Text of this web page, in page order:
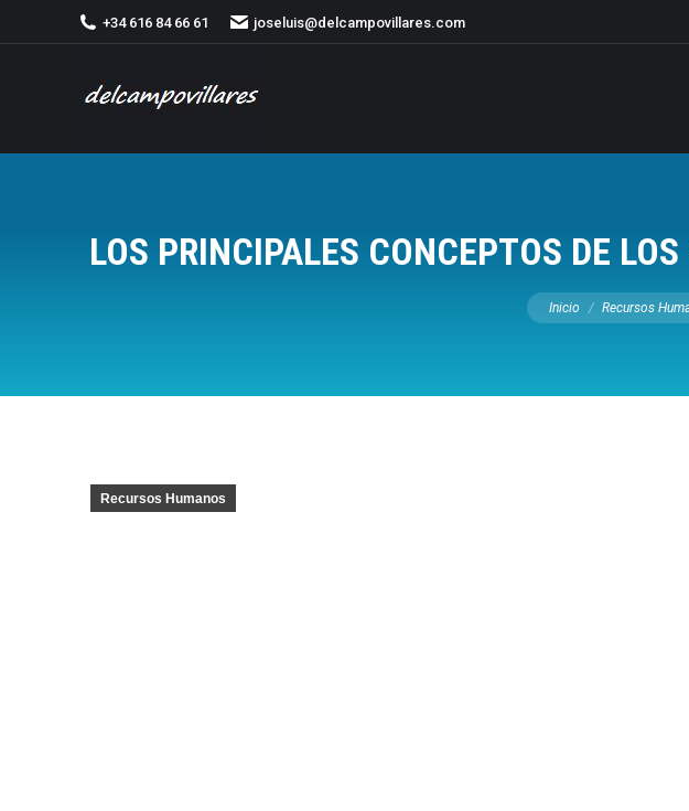
+34 616 84 66 61 joseluis@delcampovillares.com
LOS PRINCIPALES CONCEPTOS DE
Estás aquí:
Inicio Recursos
Recursos Humanos